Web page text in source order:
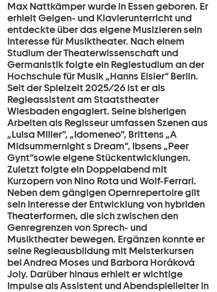
Max Nattkämper wurde in Essen geboren. Er
erhielt Geigen- und Klavierunterricht und
entdeckte über das eigene Musizieren sein
Interesse für Musiktheater. Nach einem
Studium der Theaterwissenschaft und
Germanistik folgte ein Regiestudium an der
Hochschule für Musik „Hanns Eisler“ Berlin.
Seit der Spielzeit 2025/26 ist er als
Regieassistent am Staatstheater
Wiesbaden engagiert. Seine bisherigen
Arbeiten als Regisseur umfassen Szenen aus
„Luisa Miller“, „Idomeneo“, Brittens „A
Midsummernight s Dream“, Ibsens „Peer
Gynt“sowie eigene Stückentwicklungen.
Zuletzt folgte ein Doppelabend mit
Kurzopern von Nino Rota und Wolf-Ferrari.
Neben dem gängigen Opernrepertoire gilt
sein Interesse der Entwicklung von hybriden
Theaterformen, die sich zwischen den
Genregrenzen von Sprech- und
Musiktheater bewegen. Ergänzen konnte er
seine Regieausbildung mit Meisterkursen
bei Andrea Moses und Barbora Horáková
Joly. Darüber hinaus erhielt er wichtige
Impulse als Assistent und Abendspielleiter in